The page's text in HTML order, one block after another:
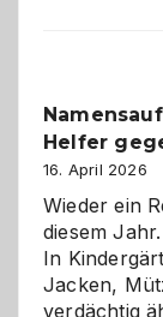
Helfer
16. April 2026
Wieder ein
diesem
In
Jacken,
verdächtig